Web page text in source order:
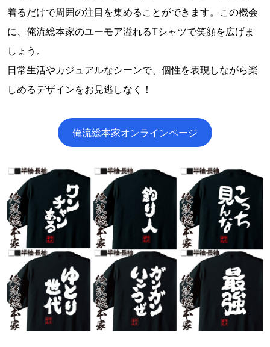
着るだけで周囲の注目を集めることができます。この機会
に、俺流総本家のユーモア溢れるTシャツで笑顔を広げま
しょう。
日常生活やカジュアルなシーンで、個性を表現しながら楽
しめるデザインをお見逃しなく！
俺流総本家オンラインページ